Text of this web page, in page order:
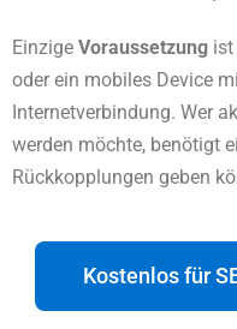
Einzige Voraussetzung ist
oder ein mobiles Device
Internetverbindung. Wer
werden möchte, benötigt
Rückkopplungen geben
Kostenlos für